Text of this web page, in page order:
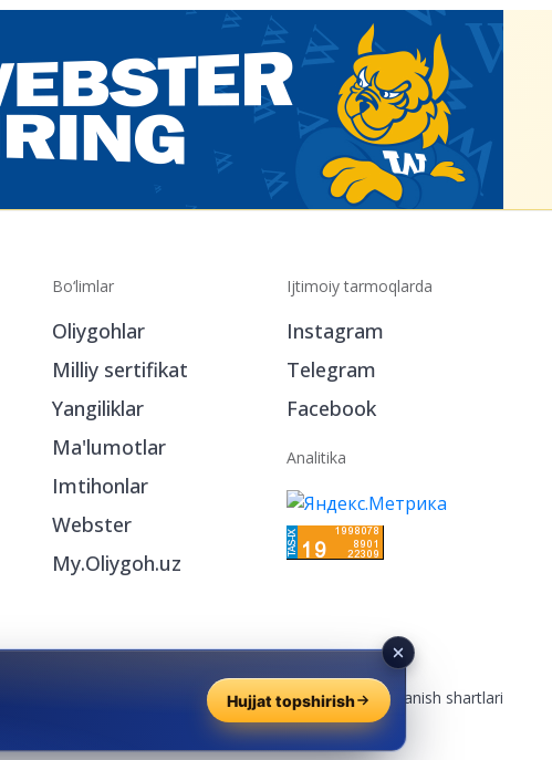
Bo‘limlar
Oliygohlar
Milliy sertifikat
Yangiliklar
Ma'lumotlar
Imtihonlar
Webster
My.Oliygoh.uz
Ijtimoiy tarmoqlarda
Instagram
Telegram
Facebook
Analitika
Reklama/Foydalanish shartlari
Hujjat topshirish